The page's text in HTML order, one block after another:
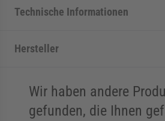
Technische Informationen
Hersteller
Wir haben andere
gefunden, die Ihnen